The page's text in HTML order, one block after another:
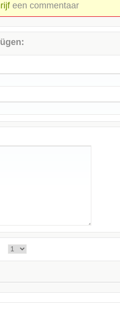
een commentaar